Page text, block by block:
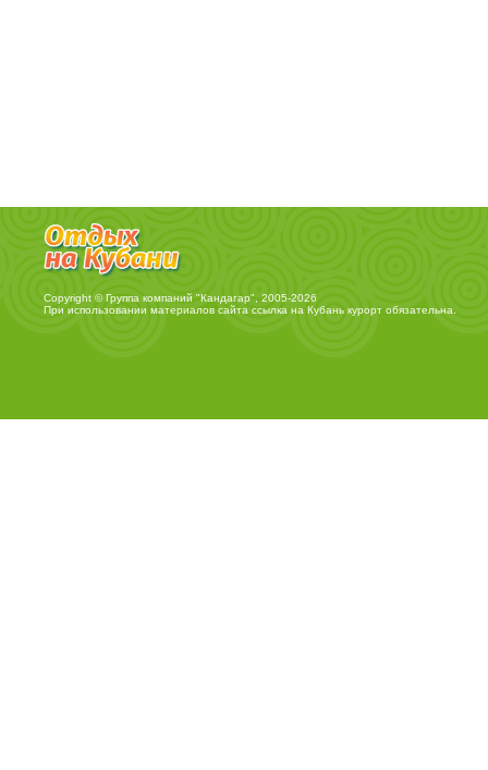
Copyright © Группа компаний "Кандагар", 2005-2026
При использовании материалов сайта ссылка на Кубань курортобязательна.